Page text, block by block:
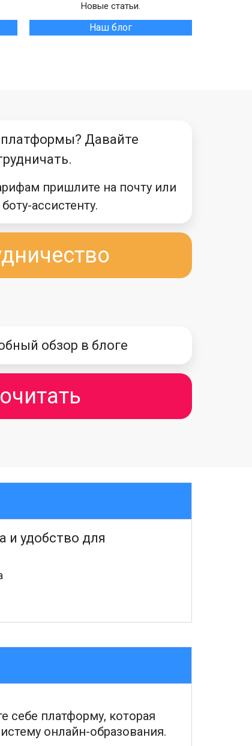
Новые статьи.
Наш блог
Давайте
пришлите на почту или
ассистенту.
обзор в блоге
и удобство для
себе платформу, которая
онлайн-образования.